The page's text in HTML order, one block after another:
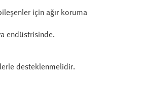
için ağır koruma
endüstrisinde.
desteklenmelidir.